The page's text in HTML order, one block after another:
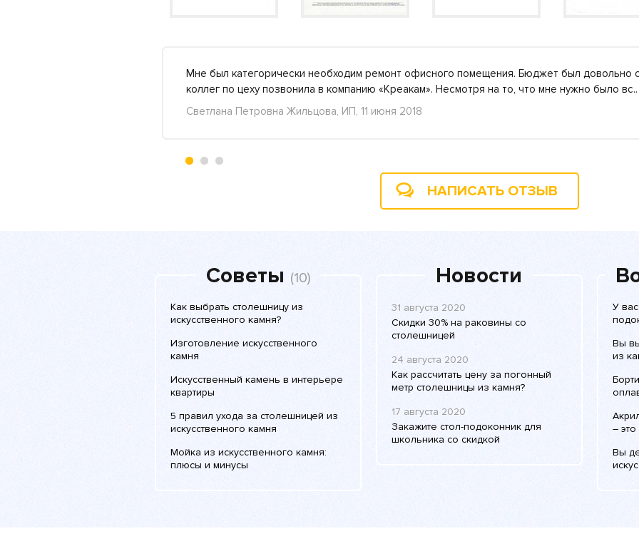
Мне был категорически необходим ремонт офисного помещения. Бюджет был довольно
коллег по цеху позвонила в компанию «Креакам». Несмотря на то, что мне нужно было
Светлана Петровна Жильцова, ИП, 11 июня 2018
НАПИСАТЬ ОТЗЫВ
Советы (10)
Как выбрать столешницу из
искусственного камня?
Изготовление искусственного
камня
Искусственный камень в интерьере
квартиры
5 правил ухода за столешницей из
искусственного камня
Мойка из искусственного камня:
плюсы и минусы
Новости
31 августа 2020
Скидки 30% на раковины со
столешницей
24 августа 2020
Как рассчитать цену за погонный
метр столешницы из камня?
17 августа 2020
Закажите стол-подоконник для
школьника со скидкой
У
Вы
из
–
Вы